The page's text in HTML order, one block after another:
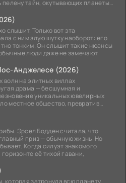
пелену тайн, окутывающих планеты
слышит. Только вот эта
с ним злую шутку наоборот: его
тонким. Он слышит такие нюансы
люди даже не замечают.
Анджелесе (2026)
волн на элитных виллах
драма — бесшумная и
уникальных ювелирных
местное общество, превратив
Эрсел Бодден считала, что
приз — обычную жизнь. Но
Когда силуэт знакомого
её тихой гавани,
которая затронула всю планету,